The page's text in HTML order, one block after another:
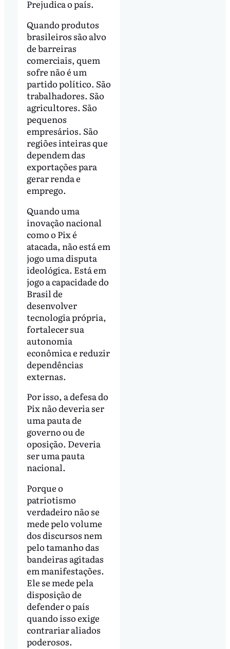
Prejudica o país.
Quando produtos
brasileiros são alvo
de barreiras
comerciais, quem
sofre não é um
partido político. São
trabalhadores. São
agricultores. São
pequenos
empresários. São
regiões inteiras que
dependem das
exportações para
gerar renda e
emprego.
Quando uma
inovação nacional
como o Pix é
atacada, não está em
jogo uma disputa
ideológica. Está em
jogo a capacidade do
Brasil de
desenvolver
tecnologia própria,
fortalecer sua
autonomia
econômica e reduzir
dependências
externas.
Por isso, a defesa do
Pix não deveria ser
uma pauta de
governo ou de
oposição. Deveria
ser uma pauta
nacional.
Porque o
patriotismo
verdadeiro não se
mede pelo volume
dos discursos nem
pelo tamanho das
bandeiras agitadas
em manifestações.
Ele se mede pela
disposição de
defender o país
quando isso exige
contrariar aliados
poderosos.